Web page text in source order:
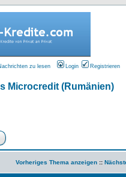
zu lesen Login Registrieren
Microcredit (Rumänien)
Vorheriges Thema anzeigen ::